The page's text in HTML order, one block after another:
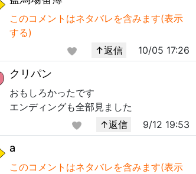
このコメントはネタバレを含みます(表示
する)
↑返信
10/05 17:26
クリパン
おもしろかったです
エンディングも全部見ました
↑返信
9/12 19:53
a
このコメントはネタバレを含みます(表示